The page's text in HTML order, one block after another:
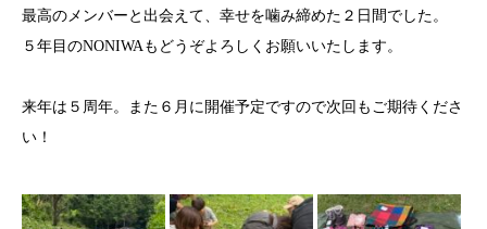
最高のメンバーと出会えて、幸せを噛み締めた２日間でした。
５年目のNONIWAもどうぞよろしくお願いいたします。
来年は５周年。また６月に開催予定ですので次回もご期待くださ
い！